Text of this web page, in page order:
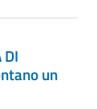
DI
un